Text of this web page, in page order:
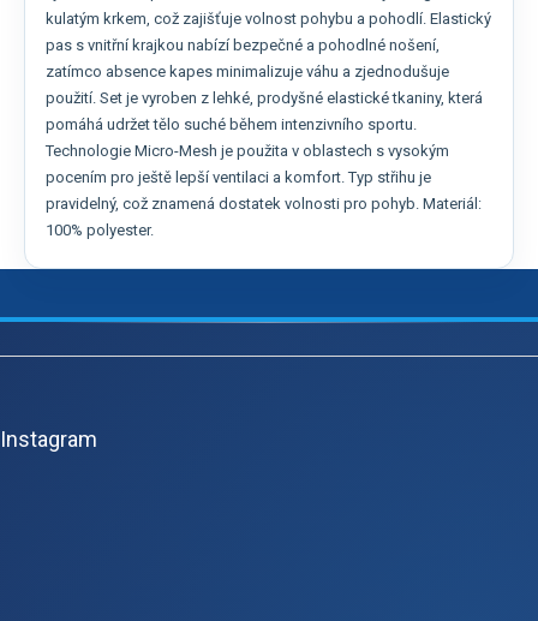
kulatým krkem, což zajišťuje volnost pohybu a pohodlí. Elastický
pas s vnitřní krajkou nabízí bezpečné a pohodlné nošení,
zatímco absence kapes minimalizuje váhu a zjednodušuje
použití. Set je vyroben z lehké, prodyšné elastické tkaniny, která
pomáhá udržet tělo suché během intenzivního sportu.
Technologie Micro-Mesh je použita v oblastech s vysokým
pocením pro ještě lepší ventilaci a komfort. Typ střihu je
pravidelný, což znamená dostatek volnosti pro pohyb. Materiál:
100% polyester.
Z
Instagram